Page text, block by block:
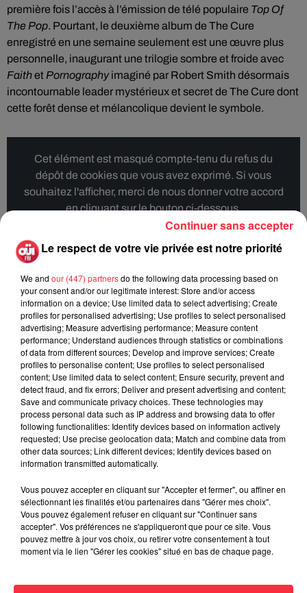
première fois l’accès à l’émission de télé populaire Top Of
The Pop. Pourtant, le deuxième album de The Cure
enregistré en une semaine seulement est une œuvre plus
personnelle, inaugurant une trilogie sombre et froide avec
Faithet Pornographyimaginé par Robert Smith désormais
incontournable leader mystérieux et secret de The Cure dont
cette forêt dense et mélancolique devient le symbole.
Cet élément est masqué compte-tenu du refus du
dépôt de cookies que vous avez exprimé. Si vous
souhaitez l'afficher, merci de nous donner votre accord
en cliquant sur le bouton ci-dessous.
Rock News
6 août 2026
La version réécrite de « Beautiful Day »
interprétée lors des...
Weezer prépare la sortie de son nouvel
album en dévoilant une...
Queens of the Stone Age lance une ligne
Le respect de votre vie privée est notre priorité
We and our (447) partnersdo the following data processing based on
your consent and/or our legitimate interest: Store and/or access
information on a device; Use limited data to select advertising; Create
profiles for personalised advertising; Use profiles to select personalised
advertising; Measure advertising performance; Measure content
performance; Understand audiences through statistics or combinations
of data from different sources; Develop and improve services; Create
profiles to personalise content; Use profiles to select personalised
content; Use limited data to select content; Ensure security, prevent and
detect fraud, and fix errors; Deliver and present advertising and content;
Save and communicate privacy choices. These technologies may
process personal data such as IP address and browsing data to offer
following functionalities: Identify devices based on information actively
requested; Use precise geolocation data; Match and combine data from
other data sources; Link different devices; Identify devices based on
information transmitted automatically.
Vous pouvez accepter en cliquant sur "Accepter et fermer", ou affiner en
sélectionnant les finalités et/ou partenaires dans "Gérer mes choix".
Vous pouvez également refuser en cliquant sur "Continuer sans
accepter". Vos préférences ne s'appliqueront que pour ce site. Vous
pouvez mettre à jour vos choix, ou retirer votre consentement à tout
moment via le lien "Gérer les cookies" situé en bas de chaque page.
Continuer sans accepter